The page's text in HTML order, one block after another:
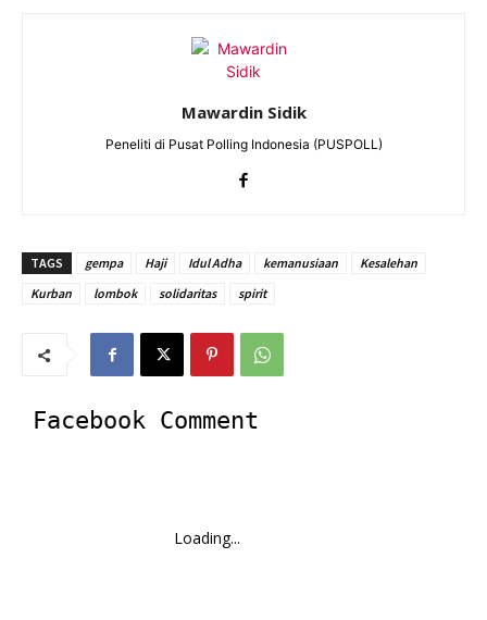
Mawardin Sidik
Peneliti di Pusat Polling Indonesia (PUSPOLL)
TAGS gempa Haji Idul Adha kemanusiaan
Kesalehan
Kurban
lombok solidaritas spirit
Facebook Comment
Loading...